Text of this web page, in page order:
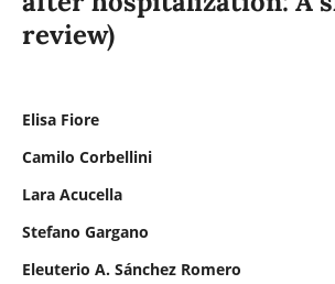
review)
Elisa Fiore
Camilo Corbellini
Lara Acucella
Stefano Gargano
Eleuterio A. Sánchez Romero